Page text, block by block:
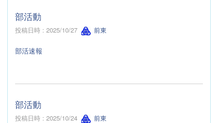
部活動
投稿日時 : 2025/10/27 前東
部活速報
部活動
投稿日時 : 2025/10/24 前東